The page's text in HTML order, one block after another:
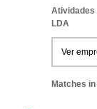
Atividades
LDA
Ver
Matches